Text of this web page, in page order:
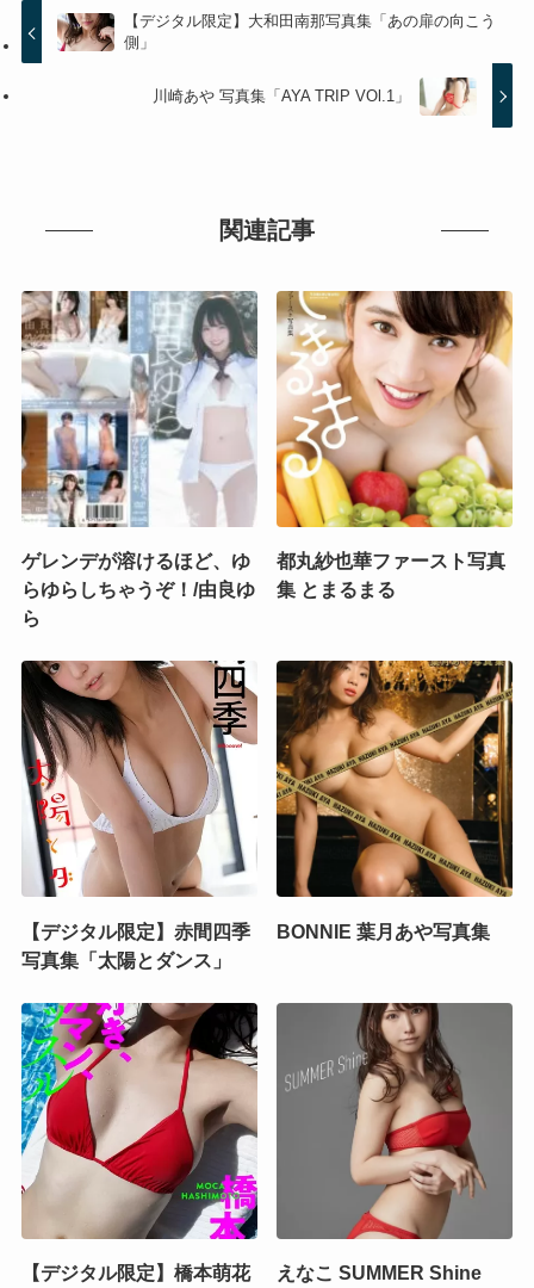
【デジタル限定】大和田南那写真集「あの扉の向こう
側」
川崎あや 写真集「AYA TRIP VOl.1」
関連記事
ゲレンデが溶けるほど、ゆ
らゆらしちゃうぞ！/由良ゆ
ら
都丸紗也華ファースト写真
集 とまるまる
【デジタル限定】赤間四季
写真集「太陽とダンス」
BONNIE 葉月あや写真集
【デジタル限定】橋本萌花
えなこ SUMMER Shine